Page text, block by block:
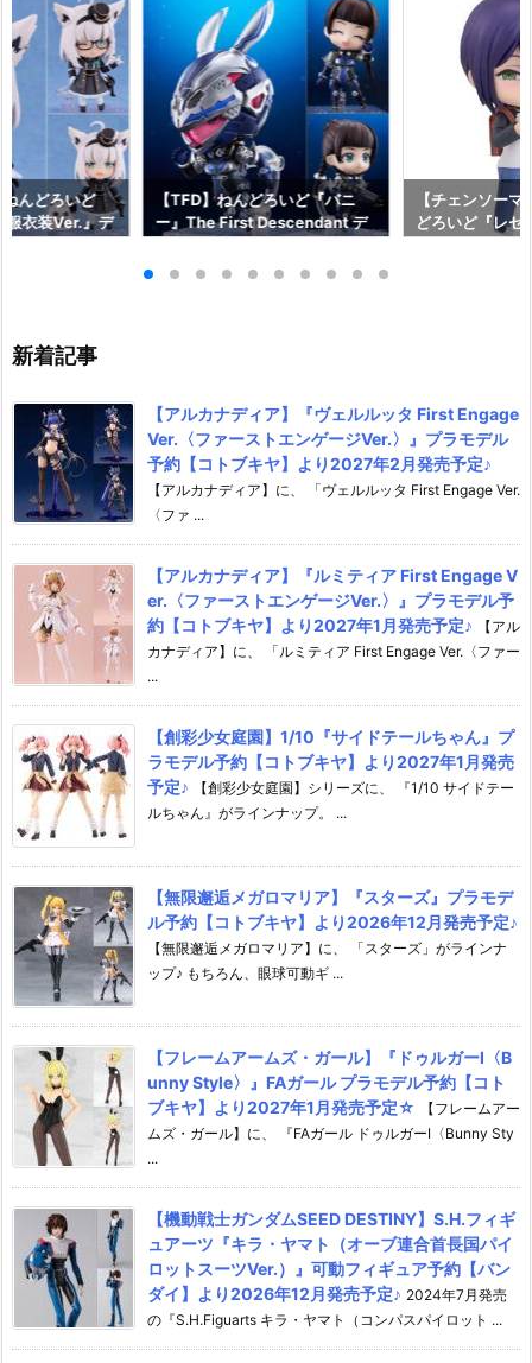
んどろいど
服衣装Ver.』デ
【TFD】ねんどろいど『バニ
ー』The First Descendant デ
【マックスファクトリー】より
【チェンソー
どろいど『レゼ
新着記事
【アルカナディア】『ヴェルルッタ First Engage
Ver.〈ファーストエンゲージVer.〉』プラモデル
予約【コトブキヤ】より2027年2月発売予定♪
【アルカナディア】に、 「ヴェルルッタ First Engage Ver.
〈ファ ...
【アルカナディア】『ルミティア First Engage V
er.〈ファーストエンゲージVer.〉』プラモデル予
約【コトブキヤ】より2027年1月発売予定♪
【アル
カナディア】に、 「ルミティア First Engage Ver.〈ファー
...
【創彩少女庭園】1/10『サイドテールちゃん』プ
ラモデル予約【コトブキヤ】より2027年1月発売
予定♪
【創彩少女庭園】シリーズに、 『1/10 サイドテー
ルちゃん』がラインナップ。 ...
【無限邂逅メガロマリア】『スターズ』プラモデ
ル予約【コトブキヤ】より2026年12月発売予定♪
【無限邂逅メガロマリア】に、 「スターズ」がラインナ
ップ♪ もちろん、眼球可動ギ ...
【フレームアームズ・ガール】『ドゥルガーI〈B
unny Style〉』FAガール プラモデル予約【コト
ブキヤ】より2027年1月発売予定☆
【フレームアー
ムズ・ガール】に、 『FAガール ドゥルガーI〈Bunny Sty
...
【機動戦士ガンダムSEED DESTINY】S.H.フィギ
ュアーツ『キラ・ヤマト（オーブ連合首長国パイ
ロットスーツVer.）』可動フィギュア予約【バン
ダイ】より2026年12月発売予定♪ 2024年7月発売
の『S.H.Figuarts キラ・ヤマト（コンパスパイロット ...